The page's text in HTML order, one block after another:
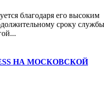
благодаря его высоким
сроку
НА МОСКОВСКОЙ